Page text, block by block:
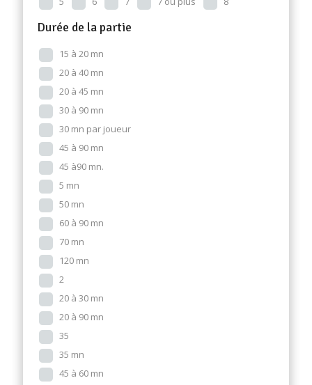
Durée de la partie
15 à 20 mn
20 à 40 mn
20 à 45 mn
30 à 90 mn
30 mn par joueur
45 à 90 mn
45 à90 mn.
5 mn
50 mn
60 à 90 mn
70 mn
120 mn
2
20 à 30 mn
20 à 90 mn
35
35 mn
45 à 60 mn